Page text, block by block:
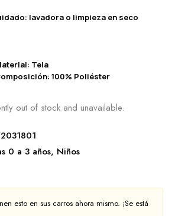
lavadora o limpieza en seco
Tela
100% Poliéster
out of stock and unavailable.
0 a 3 años, Niños
esto en sus carros ahora mismo. ¡Se está